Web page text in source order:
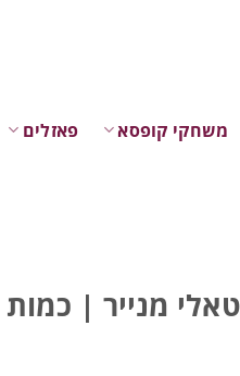
משחקי קופסא פאזלים